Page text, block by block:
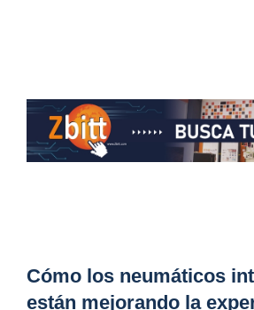
Cómo los neumáticos
están mejorando la